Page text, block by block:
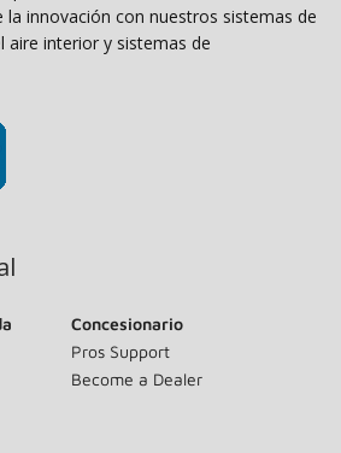
innovación con nuestros sistemas de
aire interior y sistemas de
Concesionario
Pros Support
Become a Dealer